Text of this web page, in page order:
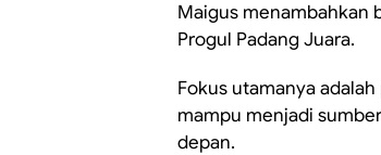
Maigus menambahkan
Progul Padang Juara.
Fokus utamanya
mampu menjadi
depan.